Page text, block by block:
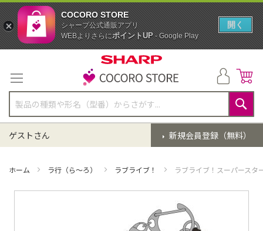
テ
ン
ツ
に
ス
キ
ッ
検
索
新規会員登録（無料）
ゲストさん
ホーム ラ行（ら～ろ） ラブライブ！ ラブライブ！スーパース
COCORO STORE
シャープ公式通販アプリ
WEBよりさらにポイントUP- Google Play
開く